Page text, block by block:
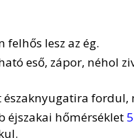
felhős lesz az ég.
eső, zápor, néhol
éjszakai hőmérséklet